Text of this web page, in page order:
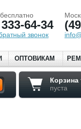
64-34
звонок
ОПТОВИКАМ
Корзина
пуста